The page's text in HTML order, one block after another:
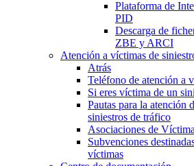
Plataforma de
PID
Descarga de
ZBE y ARCI
Atención a víctimas de
Atrás
Teléfono de atención a
Si eres víctima de un
Pautas para la atención
siniestros de tráfico
Asociaciones de
Subvenciones
víctimas